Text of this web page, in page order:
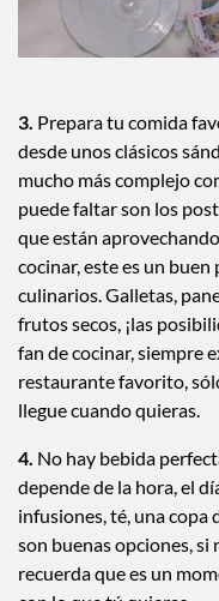
3.Prepara tu comida
desde unos clásicos
mucho más complejo
puede faltar son los
que están
cocinar, este es un
culinarios. Galletas,
frutos secos, ¡las
fan de cocinar, siempre
restaurante favorito,
4.No hay bebida
depende de la hora, el
infusiones, té, una copa
son buenas opciones, si